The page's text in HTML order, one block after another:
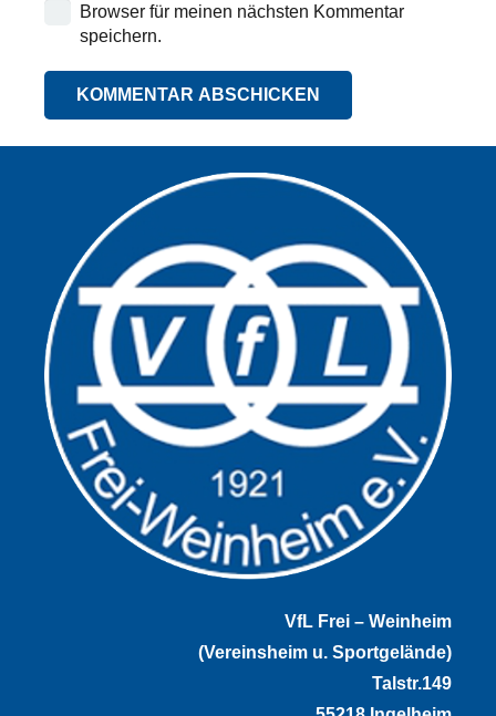
Browser für meinen nächsten Kommentar
speichern.
KOMMENTAR ABSCHICKEN
VfL Frei – Weinheim
(Vereinsheim u. Sportgelände)
Talstr.149